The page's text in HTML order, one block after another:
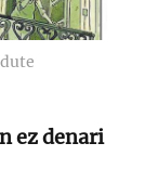
ez denari